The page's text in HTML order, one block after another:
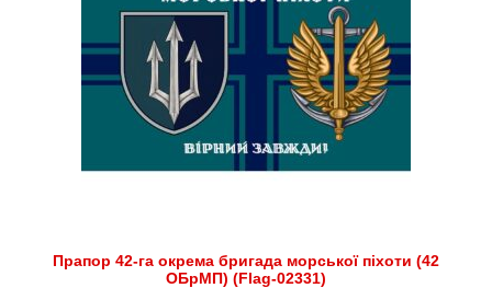
Прапор 42-га окрема бригада морської піхоти (42
ОБрМП) (Flag-02331)